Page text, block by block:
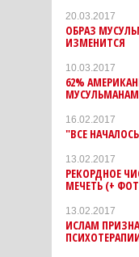
20.03.2017
ОБРАЗ
ИЗМЕНИТСЯ
10.03.2017
62%
16.02.2017
"ВСЕ
13.02.2017
РЕКОРДНОЕ
МЕЧЕТЬ (+
13.02.2017
ИСЛАМ